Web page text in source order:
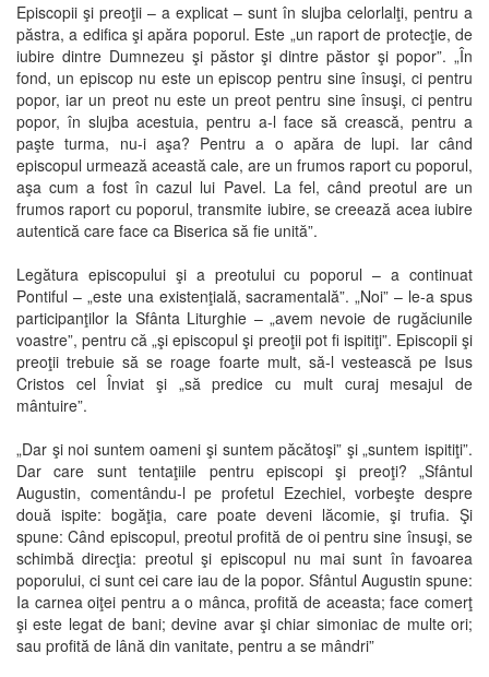
Episcopii şi preoţii – a explicat – sunt în slujba celorlalţi, pentru a
păstra, a edifica şi apăra poporul. Este „un raport de protecţie, de
iubire dintre Dumnezeu şi păstor şi dintre păstor şi popor”. „În
fond, un episcop nu este un episcop pentru sine însuşi, ci pentru
popor, iar un preot nu este un preot pentru sine însuşi, ci pentru
popor, în slujba acestuia, pentru a-l face să crească, pentru a
paşte turma, nu-i aşa? Pentru a o apăra de lupi. Iar când
episcopul urmează această cale, are un frumos raport cu poporul,
aşa cum a fost în cazul lui Pavel. La fel, când preotul are un
frumos raport cu poporul, transmite iubire, se creează acea iubire
autentică care face ca Biserica să fie unită”.
Legătura episcopului şi a preotului cu poporul – a continuat
Pontiful – „este una existenţială, sacramentală”. „Noi” – le-a spus
participanţilor la Sfânta Liturghie – „avem nevoie de rugăciunile
voastre”, pentru că „şi episcopul şi preoţii pot fi ispitiţi”. Episcopii şi
preoţii trebuie să se roage foarte mult, să-l vestească pe Isus
Cristos cel Înviat şi „să predice cu mult curaj mesajul de
mântuire”.
„Dar şi noi suntem oameni şi suntem păcătoşi” şi „suntem ispitiţi”.
Dar care sunt tentaţiile pentru episcopi şi preoţi? „Sfântul
Augustin, comentându-l pe profetul Ezechiel, vorbeşte despre
două ispite: bogăţia, care poate deveni lăcomie, şi trufia. Şi
spune: Când episcopul, preotul profită de oi pentru sine însuşi, se
schimbă direcţia: preotul şi episcopul nu mai sunt în favoarea
poporului, ci sunt cei care iau de la popor. Sfântul Augustin spune:
Ia carnea oiţei pentru a o mânca, profită de aceasta; face comerţ
şi este legat de bani; devine avar şi chiar simoniac de multe ori;
sau profită de lână din vanitate, pentru a se mândri”